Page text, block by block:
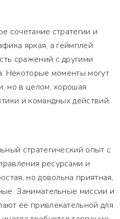
сочетание стратегии и
яркая, а геймплей
сражений с другими
Некоторые моменты могут
но в целом, хорошая
и командных действий.
стратегический опыт с
ресурсами и
но довольна приятная,
Занимательные миссии и
её привлекательной для